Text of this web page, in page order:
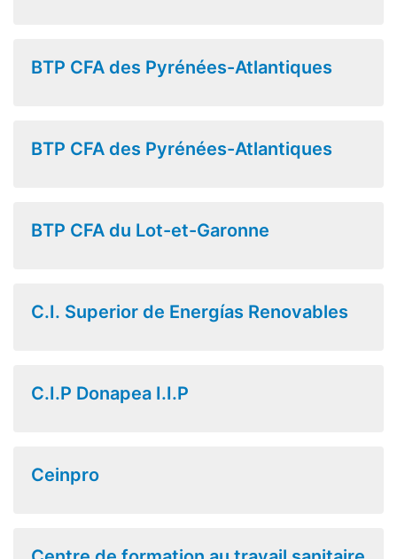
BTP CFA des Pyrénées-Atlantiques
BTP CFA des Pyrénées-Atlantiques
BTP CFA du Lot-et-Garonne
C.I. Superior de Energías Renovables
C.I.P Donapea I.I.P
Ceinpro